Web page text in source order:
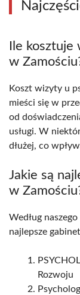
Ile
w
Koszt wizyty u
mieści się w
od
usługi. W
dłużej, co
Jakie są
w
Według
najlepsze
Rozwoju